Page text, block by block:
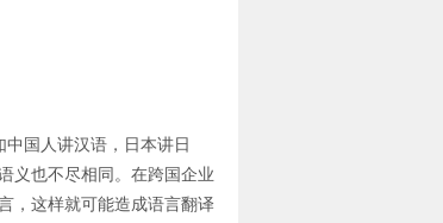
国人讲汉语，日本讲日
义也不尽相同。在跨国企业
，这样就可能造成语言翻译